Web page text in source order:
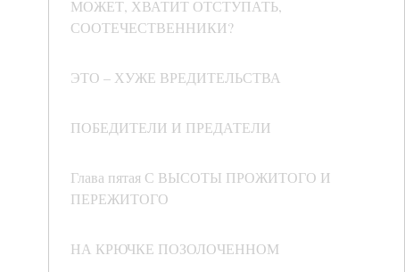
МОЖЕТ, ХВАТИТ ОТСТУПАТЬ,
СООТЕЧЕСТВЕННИКИ?
ЭТО – ХУЖЕ ВРЕДИТЕЛЬСТВА
ПОБЕДИТЕЛИ И ПРЕДАТЕЛИ
Глава пятая С ВЫСОТЫ ПРОЖИТОГО И
ПЕРЕЖИТОГО
НА КРЮЧКЕ ПОЗОЛОЧЕННОМ